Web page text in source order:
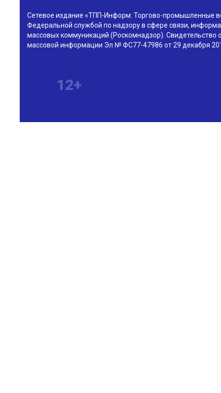
Сетевое издание «ТПП-Информ: Торгово-промышленные
Федеральной службой по надзору в сфере связи,
массовых коммуникаций (Роскомнадзор). Свидетельство
массовой информации Эл № ФС77-47986 от 29 декабря
12+